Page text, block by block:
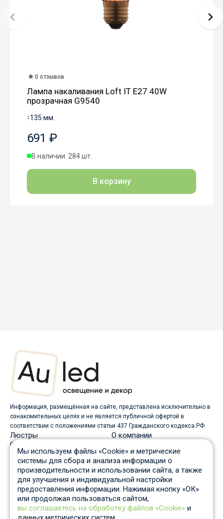
0 отзывов
Лампа накаливания Loft IT E27 40W
прозрачная G9540
↕135 мм.
691 ₽
В наличии: 284 шт.
В корзину
Информация, размещённая на сайте, представлена исключительно в
ознакомительных целях и не является публичной офертой в
соответствии с положениями статьи 437 Гражданского кодекса РФ.
Люстры
О компании
Светильники
Бра
Оплата
Торшеры
Скидки
Споты
Вопрос-ответ
Настольные лампы
Гарантия и возврат
Уличные светильники
Статьи
Трековые системы
Отзывы
Пн-Пт: c 10 до 19 по Москве
Мы используем файлы «Cookie» и метрические
системы для сбора и анализа информации о
производительности и использовании сайта, а также
для улучшения и индивидуальной настройки
предоставления информации. Нажимая кнопку «ОК»
или продолжая пользоваться сайтом,
вы соглашаетесь на обработку файлов «Cookie» и